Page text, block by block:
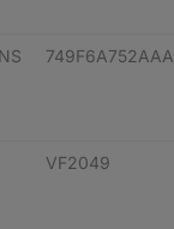
749F6A752AAA
VF2049